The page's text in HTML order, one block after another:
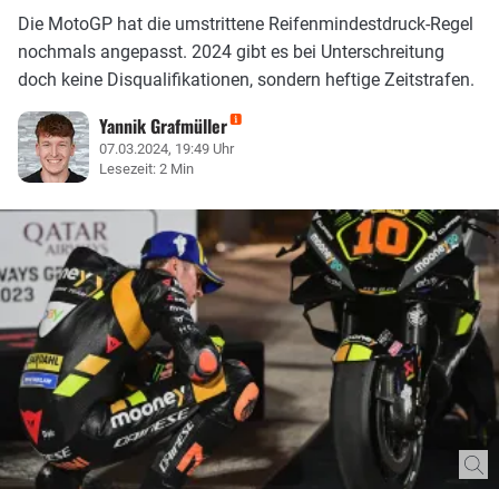
Die MotoGP hat die umstrittene Reifenmindestdruck-Regel
nochmals angepasst. 2024 gibt es bei Unterschreitung
doch keine Disqualifikationen, sondern heftige Zeitstrafen.
Yannik Grafmüller
07.03.2024, 19:49 Uhr
Lesezeit: 2 Min